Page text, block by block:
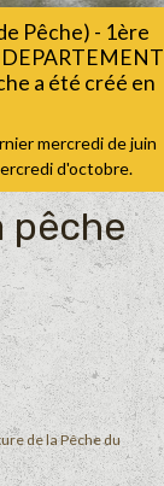
Pêche) - 1ère
DEPARTEMENT
a été créé en
mercredi de juin
d'octobre.
pêche
de la Pêche du